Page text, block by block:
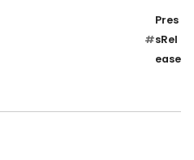
#
Pres
sRel
ease